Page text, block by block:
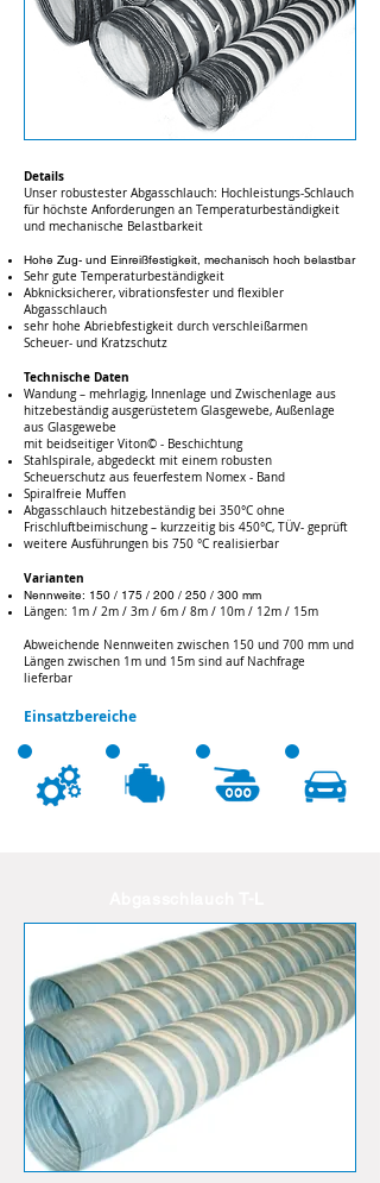
Details
Unser robustester Abgasschlauch: Hochleistungs-Schlauch
für höchste Anforderungen an Temperaturbeständigkeit
und mechanische Belastbarkeit
Hohe Zug- und Einreißfestigkeit, mechanisch hoch belastbar
Sehr gute Temperaturbeständigkeit
Abknicksicherer, vibrationsfester und flexibler
Abgasschlauch
sehr hohe Abriebfestigkeit durch verschleißarmen
Scheuer- und Kratzschutz
Technische Daten
Wandung – mehrlagig, Innenlage und Zwischenlage aus
hitzebeständig ausgerüstetem Glasgewebe, Außenlage
aus Glasgewebe
mit beidseitiger Viton© - Beschichtung
Stahlspirale, abgedeckt mit einem robusten
Scheuerschutz aus feuerfestem Nomex - Band
Spiralfreie Muffen
Abgasschlauch hitzebeständig bei 350°C ohne
Frischluftbeimischung – kurzzeitig bis 450°C, TÜV- geprüft
weitere Ausführungen bis 750 °C realisierbar
Varianten
Nennweite: 150 / 175 / 200 / 250 / 300 mm
Längen: 1m / 2m / 3m / 6m / 8m / 10m / 12m / 15m
Abweichende Nennweiten zwischen 150 und 700 mm und
Längen zwischen 1m und 15m sind auf Nachfrage
lieferbar
Einsatzbereiche